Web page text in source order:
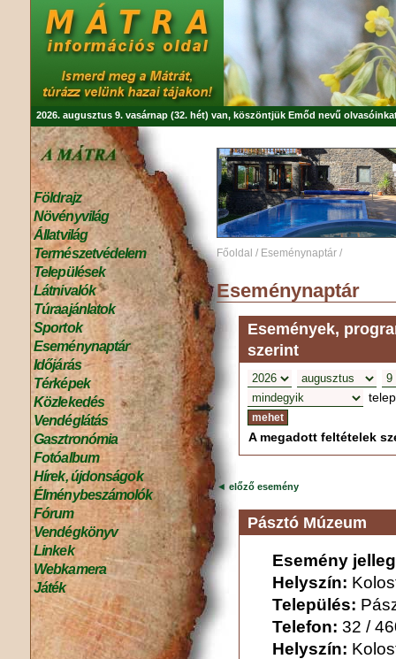
2026. augusztus 9. vasárnap (32. hét) van, köszöntjük Emőd nevű
Földrajz
Növényvilág
Állatvilág
Természetvédelem
Települések
Látnivalók
Túraajánlatok
Sportok
Eseménynaptár
Időjárás
Térképek
Közlekedés
Vendéglátás
Gasztronómia
Fotóalbum
Hírek, újdonságok
Élménybeszámolók
Fórum
Vendégkönyv
Linkek
Webkamera
Játék
Főoldal / Eseménynaptár /
Eseménynaptár
Események,
szerint
A megadott feltételek
◄ előző esemény
Pásztó Múzeum
Esemény
Helyszín:
Település:
Telefon: 32 /
Helyszín: